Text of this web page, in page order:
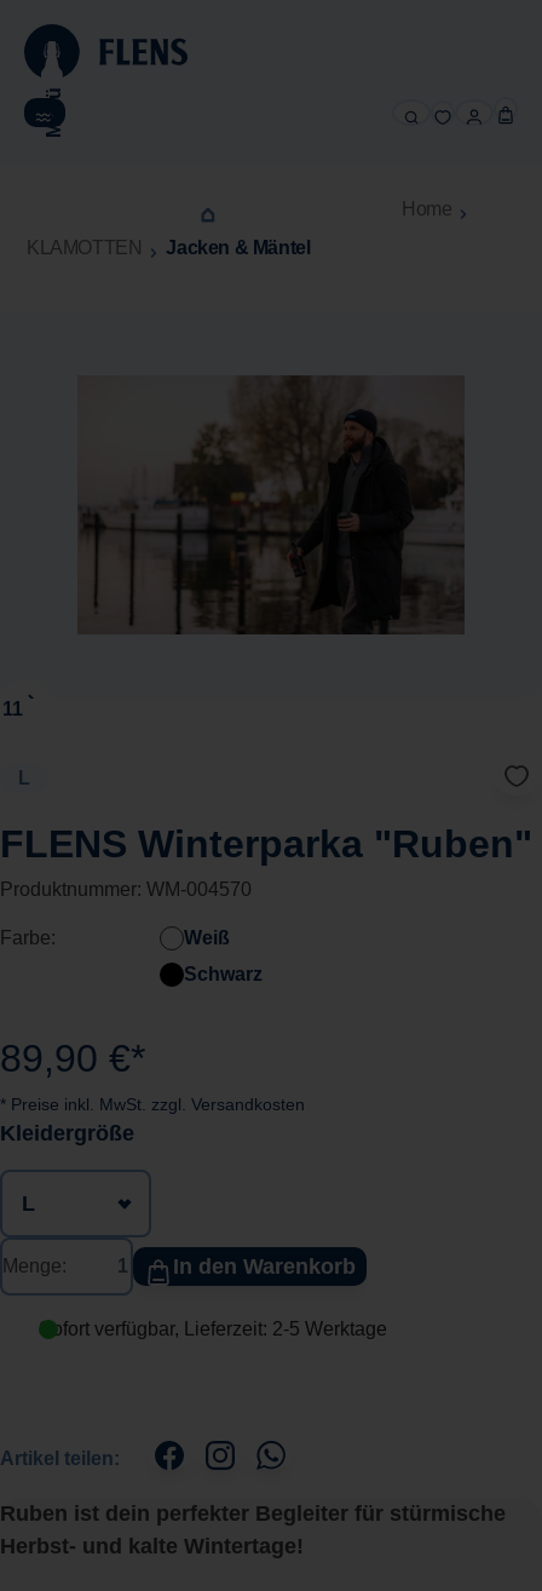
springen
Menü
Home
KLAMOTTEN
Jacken & Mäntel
L
FLENS Winterparka "Ruben"
Produktnummer: WM-004570
Farbe:
Weiß
Schwarz
89,90 €*
* Preise inkl. MwSt. zzgl. Versandkosten
Kleidergröße
Menge: In den Warenkorb
Sofort verfügbar, Lieferzeit: 2-5 Werktage
Artikel teilen:
Ruben ist dein perfekter Begleiter für stürmische
Herbst- und kalte Wintertage!